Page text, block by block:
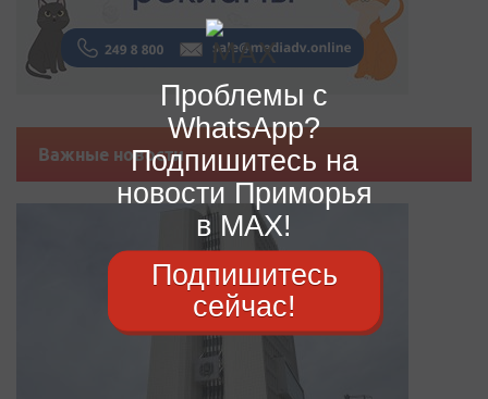
Важные новости
Проблемы с
WhatsApp?
Подпишитесь на
новости Приморья
в MAX!
Подпишитесь
сейчас!